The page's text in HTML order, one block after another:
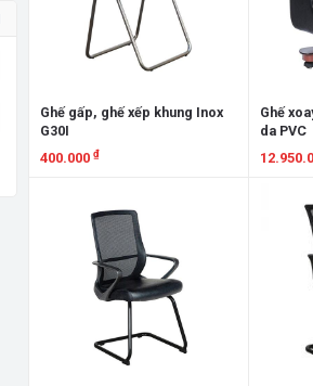
Ghế gấp, ghế xếp khung Inox
G30I
400.000 ₫
Ghế
da PVC